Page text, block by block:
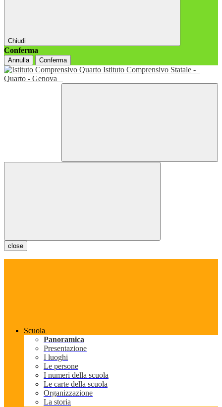
Chiudi
Conferma
Annulla Conferma
Istituto Comprensivo Statale -
Quarto - Genova
close
Scuola
Panoramica
Presentazione
I luoghi
Le persone
I numeri della scuola
Le carte della scuola
Organizzazione
La storia